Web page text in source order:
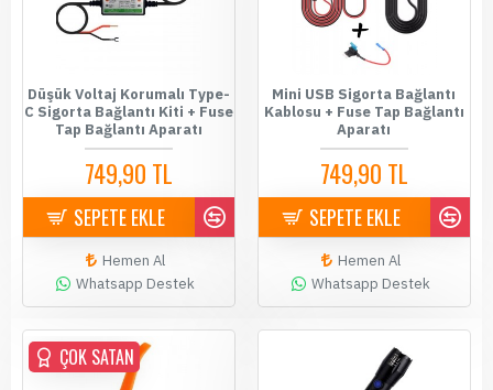
Düşük Voltaj Korumalı Type-
C Sigorta Bağlantı Kiti + Fuse
Tap Bağlantı Aparatı
749,90 TL
SEPETE EKLE
Hemen Al
Whatsapp Destek
Mini USB Sigorta Bağlantı
Kablosu + Fuse Tap Bağlantı
Aparatı
749,90 TL
SEPETE EKLE
Hemen Al
Whatsapp Destek
ÇOK SATAN